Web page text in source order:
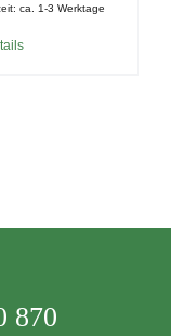
ca. 1-3 Werktage
870